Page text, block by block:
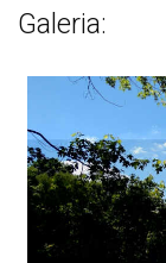
Galeria: